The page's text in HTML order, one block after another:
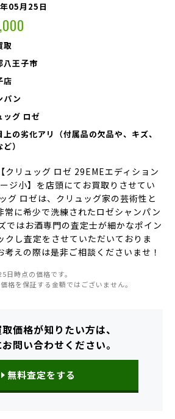
05月25日
取
八王子市
店
パン
ッグ ロゼ
上の劣化アリ（付属品の欠品や、キズ、
）
クリュッグ ロゼ 29EMEエディション
ジ小】を店頭にてお買取りさせてい
グ ロゼは、クリュッグ家の芸術性と
常に希少で洗練されたロゼシャンパン
ではお酒専門の査定士が細かなポイン
クし査定をさせていただいておりま
えの際は是非ご相談くださいませ！
時点の価格です。
格を保証する金額ではございません。
価格が知りたい方は、
問い合わせください。
無料査定をする